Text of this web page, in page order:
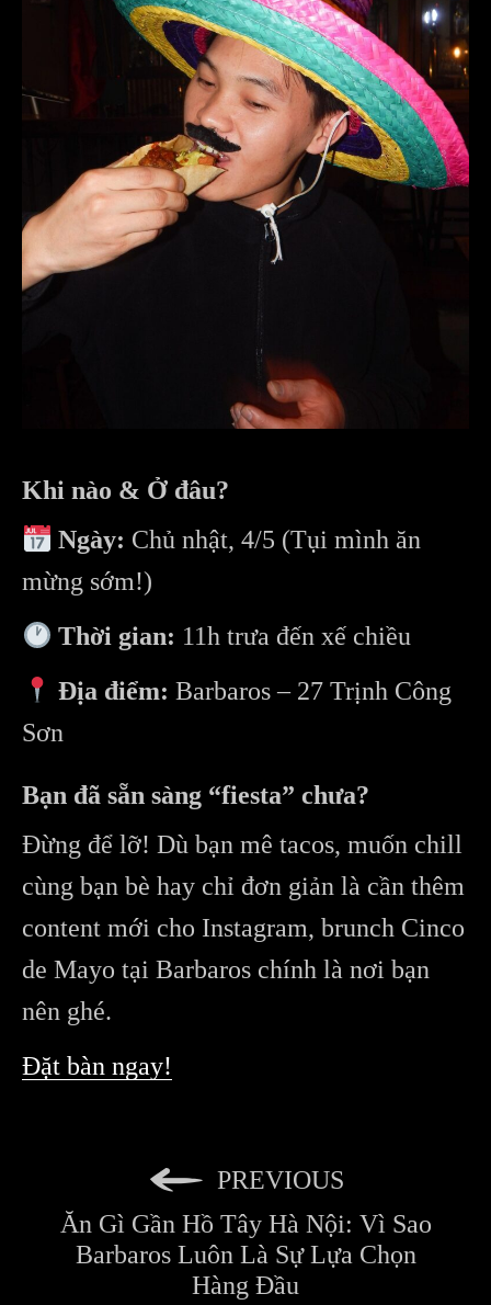
Khi nào & Ở đâu?
Ngày: Chủ nhật, 4/5 (Tụi mình ăn
mừng sớm!)
Thời gian: 11h trưa đến xế chiều
Địa điểm: Barbaros – 27 Trịnh Công
Sơn
Bạn đã sẵn sàng “fiesta” chưa?
Đừng để lỡ! Dù bạn mê tacos, muốn chill
cùng bạn bè hay chỉ đơn giản là cần thêm
content mới cho Instagram, brunch Cinco
de Mayo tại Barbaros chính là nơi bạn
nên ghé.
Đặt bàn ngay!
PREVIOUS
Ăn Gì Gần Hồ Tây Hà Nội: Vì Sao
Barbaros Luôn Là Sự Lựa Chọn
Hàng Đầu